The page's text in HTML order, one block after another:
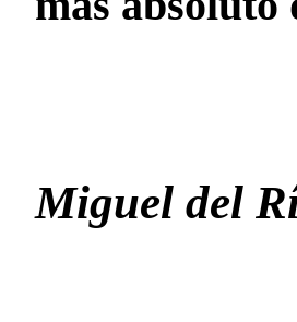
Miguel del